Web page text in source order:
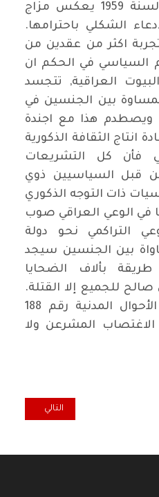
الشخصية المرقم 188 لسنة 1959 يعكس مزاج
الشكلي باحترامها.
اكثر من عقدين من
السياسي في الحكم ان
العراقية, تتجسد
بين الجنسين في
ويصطدم هذا مع اجندة
انتاج الثقافة الذكورية
فأن كل التشريعات
قبل السياسيين ذوي
ذات التوجه الذكوري
في الوعي العراقي صوب
التراكمي نحو دولة
بين الجنسين سيجد
بألاف الضحايا
للجميع إلا القتلة.
نعم لا لتعديل قانون الأحوال المدنية رقم 188
لثقافة الاغتصاب المشرعن ولا
العالم* المقال التالي:
التالي